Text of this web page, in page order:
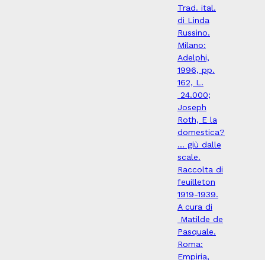
Trad. ital.
di Linda
Russino.
Milano:
Adelphi,
1996, pp.
162, L.
24.000;
Joseph
Roth, E la
domestica?
... giù dalle
scale.
Raccolta di
feuilleton
1919-1939.
A cura di
Matilde de
Pasquale.
Roma:
Empiria,